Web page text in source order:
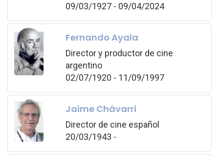
09/03/1927 - 09/04/2024
Fernando Ayala
Director y productor de cine
argentino
02/07/1920 - 11/09/1997
Jaime Chávarri
Director de cine español
20/03/1943 -